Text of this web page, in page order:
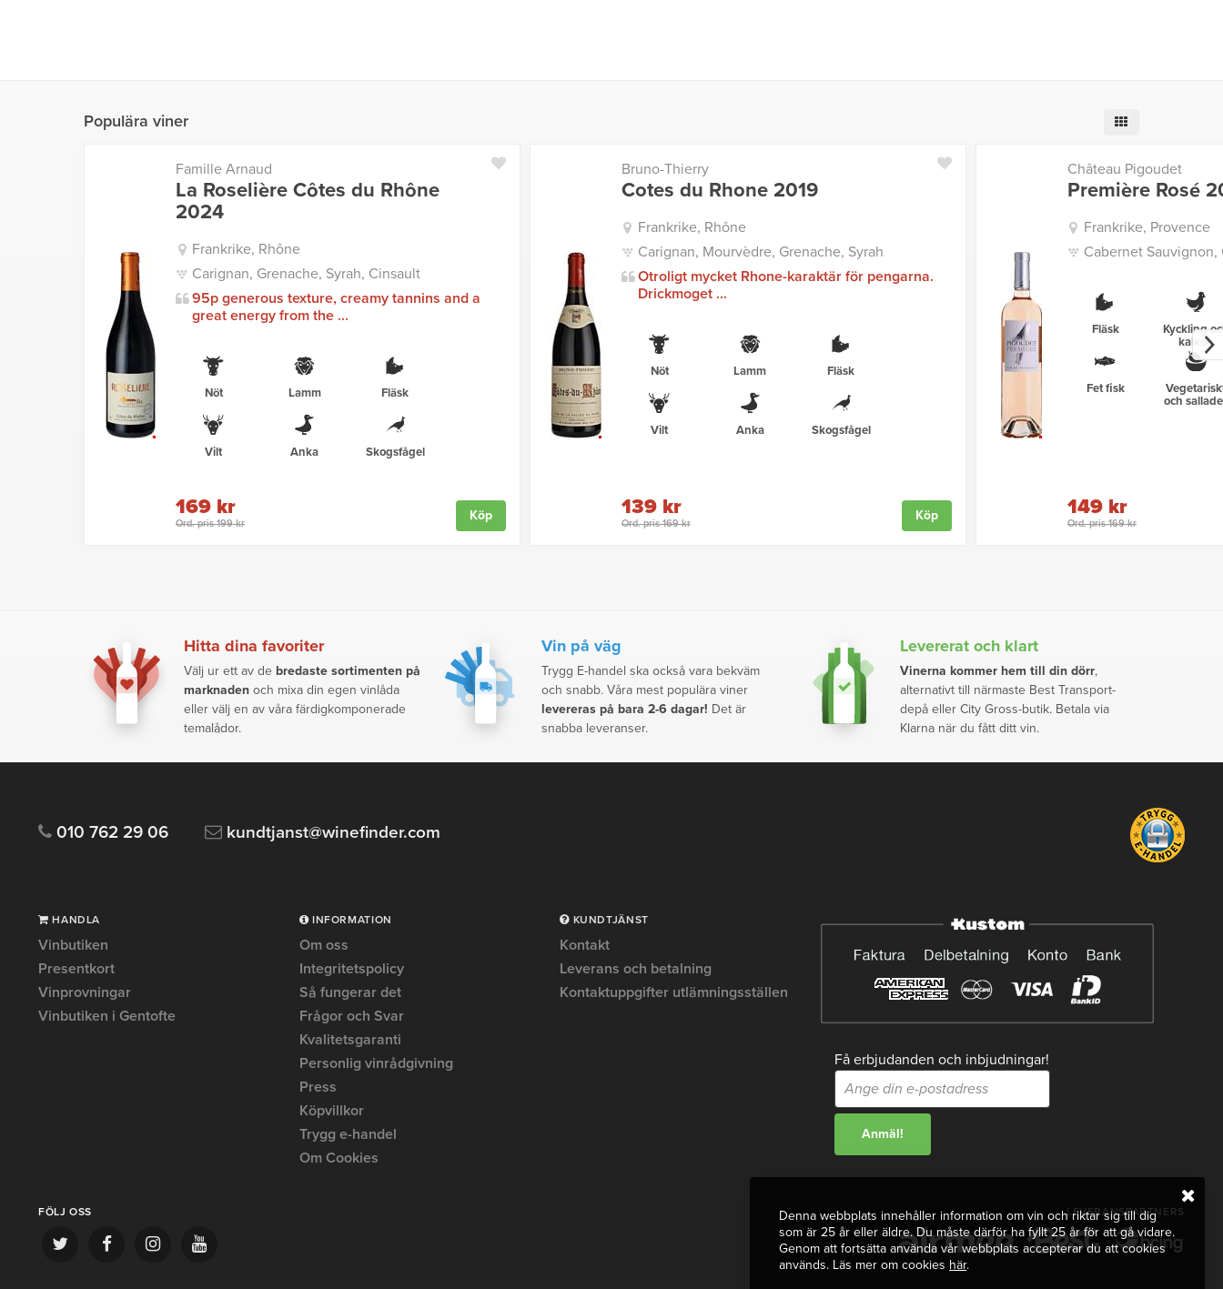
Populära viner
Famille Arnaud
La Roselière Côtes du Rhône
2024
Frankrike, Rhône
Carignan, Grenache, Syrah, Cinsault
95p generous texture, creamy tannins and a
great energy from the ...
Nöt Lamm Fläsk
Vilt Anka Skogsfågel
Ord. pris 199 kr
169 kr Köp
Bruno-Thierry
Cotes du Rhone 2019
Frankrike, Rhône
Carignan, Mourvèdre, Grenache, Syrah
Otroligt mycket Rhone-karaktär för pengarna.
Drickmoget ...
Nöt Lamm Fläsk
Vilt Anka Skogsfågel
Ord. pris 169 kr
139 kr Köp
Château Pigoudet
Première Rosé
Frankrike, Provence
Cabernet Sauvignon,
Fläsk
Kyckling
kalkon
Fet fisk
och
Ord. pris 169 kr
149 kr
Hitta dina favoriter
Välj ur ett av de bredaste sortimenten på
marknaden och mixa din egen vinlåda
eller välj en av våra färdigkomponerade
temalådor.
Vin på väg
Trygg E-handel ska också vara bekväm
och snabb. Våra mest populära viner
levereras på bara 2-6 dagar! Det är
snabba leveranser.
Levererat och klart
Vinerna kommer hem till din dörr,
alternativt till närmaste Best Transport-
depå eller City Gross-butik. Betala via
Klarna när du fått ditt vin.
010 762 29 06 kundtjanst@winefinder.com
HANDLA
Vinbutiken
Presentkort
Vinprovningar
Vinbutiken i Gentofte
INFORMATION
Om oss
Integritetspolicy
Så fungerar det
Frågor och Svar
Kvalitetsgaranti
Personlig vinrådgivning
Press
Köpvillkor
Trygg e-handel
Om Cookies
KUNDTJÄNST
Kontakt
Leverans och betalning
Kontaktuppgifter utlämningsställen
Få erbjudanden och inbjudningar!
FÖLJ OSS LEVERANSPARTNERS
Denna webbplats innehåller information om vin och riktar sig till dig
som är 25 år eller äldre. Du måste därför ha fyllt 25 år för att gå vidare.
Genom att fortsätta använda vår webbplats accepterar du att cookies
används. Läs mer om cookies här.